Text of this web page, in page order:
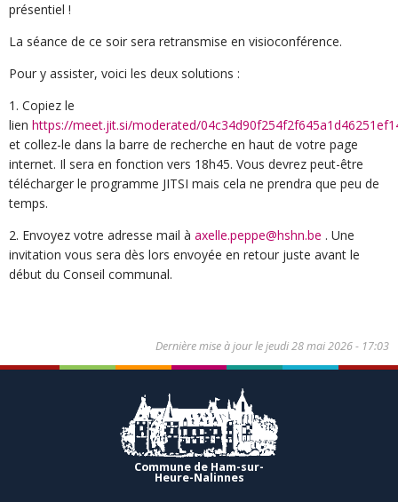
présentiel !
La séance de ce soir sera retransmise en visioconférence.
Pour y assister, voici les deux solutions :
1. Copiez le
lien https://meet.jit.si/moderated/
et collez-le dans la barre de recherche en haut de votre page
internet. Il sera en fonction vers 18h45. Vous devrez peut-être
télécharger le programme JITSI mais cela ne prendra que peu de
temps.
2. Envoyez votre adresse mail à axelle.peppe@hshn.be . Une
invitation vous sera dès lors envoyée en retour juste avant le
début du Conseil communal.
Dernière mise à jour lejeudi 28 mai 2026 - 17:03
Commune de Ham-sur-
Heure-Nalinnes